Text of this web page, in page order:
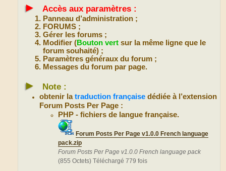
► Accès aux paramètres :
Panneau d’administration ;
FORUMS ;
Gérer les forums ;
Modifier (Bouton vert sur la même ligne que le
forum souhaité) ;
Paramètres généraux du forum ;
Messages du forum par page.
► Note :
obtenir latraduction française dédiée à l’extension
Forum Posts Per Page :
PHP - fichiers de langue française.
Forum Posts Per Page v1.0.0 French language
pack.zip
Forum Posts Per Page v1.0.0 French language pack
(855 Octets) Téléchargé 779 fois